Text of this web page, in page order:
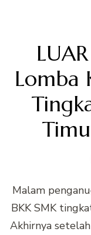
Lomba
Malam
BKK SMK
Akhirnya